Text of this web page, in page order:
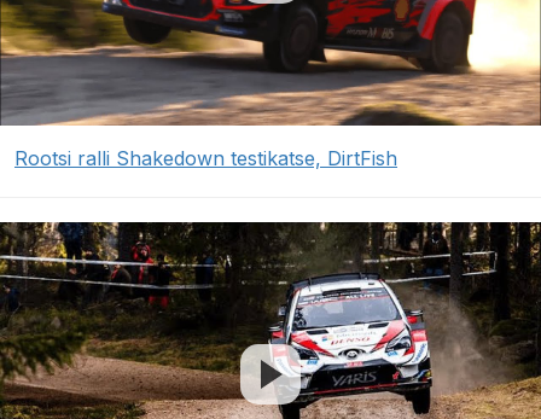
Rootsi ralli Shakedown testikatse, DirtFish